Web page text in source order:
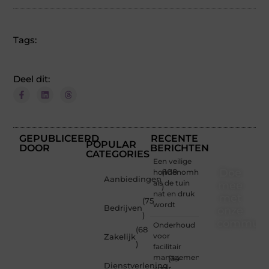
Tags:
Deel dit:
GEPUBLICEERD
DOOR
POPULAR
CATEGORIES
Aanbiedingen
(108
)
Bedrijven
(75
)
Zakelijk
(68
)
Dienstverlening
(34
RECENTE
BERICHTEN
Een veilige
hondenomheining
als de tuin
nat en druk
wordt
Onderhoud
voor
facilitair
management: